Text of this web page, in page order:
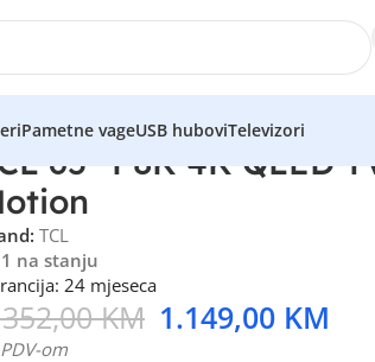
Pametne vageUSB huboviTelevizori
65” P8K 4K QLED
TCL
1 na stanju
24 mjeseca
KM 1.149,00 KM
om